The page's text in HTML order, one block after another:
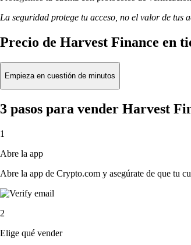
La seguridad protege tu acceso, no el valor de tus
Precio de Harvest Finance en
Empieza en cuestión de minutos
3 pasos para vender Harvest
1
Abre la app
Abre la app de Crypto.com y asegúrate de que tu
2
Elige qué vender